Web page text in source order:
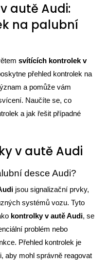
autě Audi:
na palubní
svítících kontrolek v
přehled kontrolek na
a pomůže vám
Naučíte se, co
a jak řešit případné
v autě Audi
desce Audi?
jsou signalizační prvky,
systémů vozu. Tyto
kontrolky v autě Audi, se
problém nebo
Přehled kontrolek je
aby mohl správně reagovat